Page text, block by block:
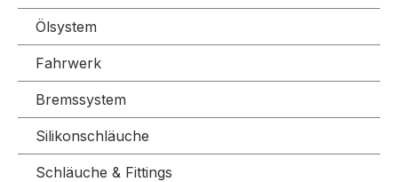
Ölsystem
Fahrwerk
Bremssystem
Silikonschläuche
Schläuche & Fittings